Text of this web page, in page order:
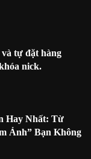
tự đặt hàng
nick.
Hay Nhất: Từ
Ảnh” Bạn Không